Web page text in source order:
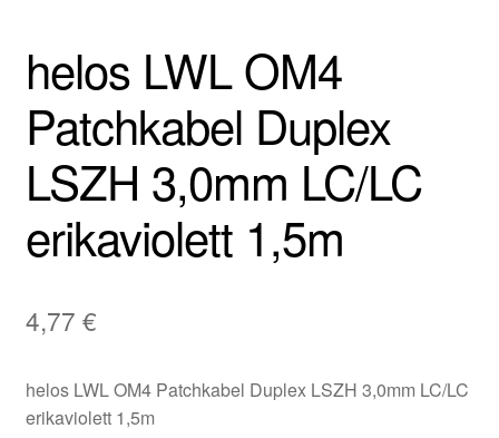
helos LWL OM4
Patchkabel Duplex
LSZH 3,0mm LC/LC
erikaviolett 1,5m
4,77 €
helos LWL OM4 Patchkabel Duplex LSZH 3,0mm LC/LC
erikaviolett 1,5m